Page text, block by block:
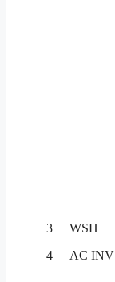
3 WSH
4
AC INV